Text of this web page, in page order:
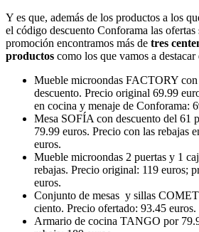
Y es que, además de los productos a los
el código descuento Conforama las
promoción encontramos más de tres
productos como los que vamos a
Mueble microondas FACTORY
descuento. Precio original 69.99
en cocina y menaje de Conforama:
Mesa SOFÍA con descuento del 61
79.99 euros. Precio con las rebajas
euros.
Mueble microondas 2 puertas y 1
rebajas. Precio original: 119 euros;
euros.
Conjunto de mesas y sillas
ciento. Precio ofertado: 93.45 euros.
Armario de cocina TANGO por